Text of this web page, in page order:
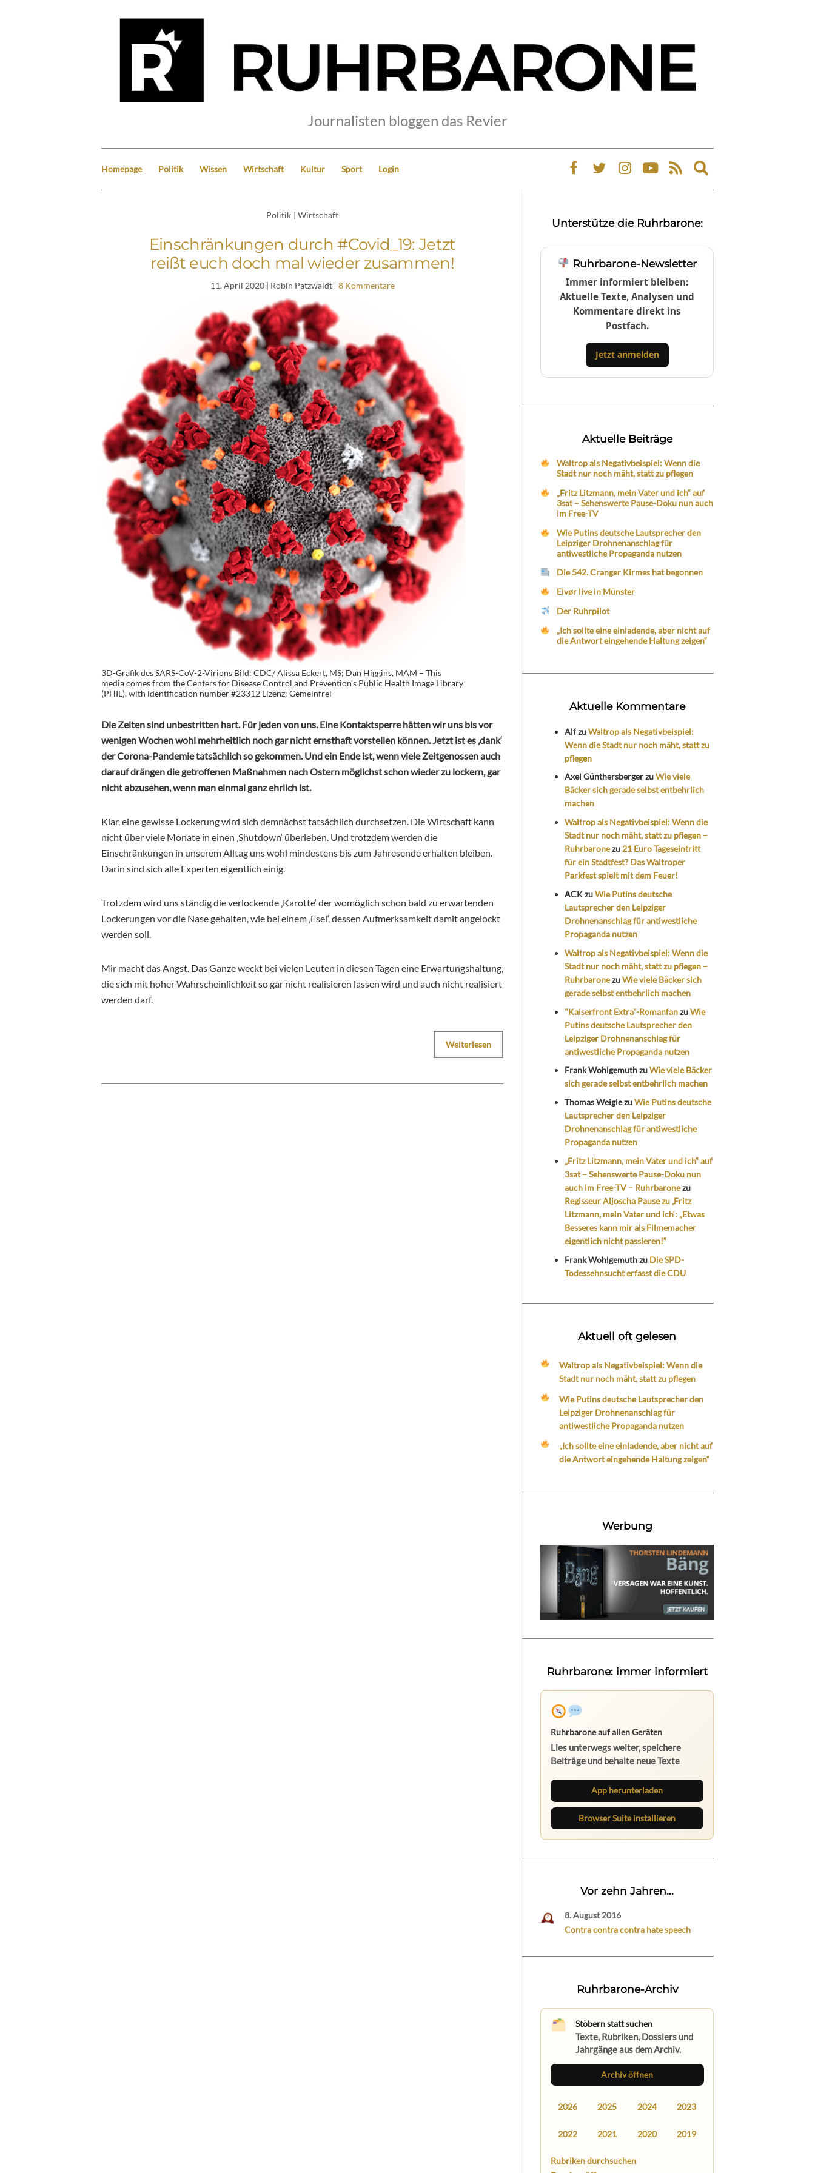
Journalisten bloggen das Revier
Homepage Politik Wissen Wirtschaft Kultur Sport Login
Expand
search
Politik | Wirtschaft
Einschränkungen durch #Covid_19: Jetzt
reißt euch doch mal wieder zusammen!
11. April 2020| Robin Patzwaldt 8 Kommentare
3D-Grafik des SARS-CoV-2-Virions Bild: CDC/ Alissa Eckert, MS; Dan Higgins, MAM – This
media comes from the Centers for Disease Control and Prevention’s Public Health Image Library
(PHIL), with identification number #23312 Lizenz: Gemeinfrei
Die Zeiten sind unbestritten hart. Für jeden von uns. Eine Kontaktsperre hätten wir uns bis vor
wenigen Wochen wohl mehrheitlich noch gar nicht ernsthaft vorstellen können. Jetzt ist es ‚dank‘
der Corona-Pandemie tatsächlich so gekommen. Und ein Ende ist, wenn viele Zeitgenossen auch
darauf drängen die getroffenen Maßnahmen nach Ostern möglichst schon wieder zu lockern, gar
nicht abzusehen, wenn man einmal ganz ehrlich ist.
Klar, eine gewisse Lockerung wird sich demnächst tatsächlich durchsetzen. Die Wirtschaft kann
nicht über viele Monate in einen ‚Shutdown‘ überleben. Und trotzdem werden die
Einschränkungen in unserem Alltag uns wohl mindestens bis zum Jahresende erhalten bleiben.
Darin sind sich alle Experten eigentlich einig.
Trotzdem wird uns ständig die verlockende ‚Karotte‘ der womöglich schon bald zu erwartenden
Lockerungen vor die Nase gehalten, wie bei einem ‚Esel‘, dessen Aufmerksamkeit damit angelockt
werden soll.
Mir macht das Angst. Das Ganze weckt bei vielen Leuten in diesen Tagen eine Erwartungshaltung,
die sich mit hoher Wahrscheinlichkeit so gar nicht realisieren lassen wird und auch nicht realisiert
werden darf.
Weiterlesen
Unterstütze die Ruhrbarone:
Ruhrbarone-Newsletter
Immer informiert bleiben:
Aktuelle Texte, Analysen und
Kommentare direkt ins
Postfach.
Jetzt anmelden
Aktuelle Beiträge
Waltrop als Negativbeispiel: Wenn die
Stadt nur noch mäht, statt zu pflegen
„Fritz Litzmann, mein Vater und ich“ auf
3sat – Sehenswerte Pause-Doku nun auch
im Free-TV
Wie Putins deutsche Lautsprecher den
Leipziger Drohnenanschlag für
antiwestliche Propaganda nutzen
Die 542. Cranger Kirmes hat begonnen
Eivør live in Münster
Der Ruhrpilot
„Ich sollte eine einladende, aber nicht auf
die Antwort eingehende Haltung zeigen“
Aktuelle Kommentare
AlfzuWaltrop als Negativbeispiel:
Wenn die Stadt nur noch mäht, statt zu
pflegen
Axel GünthersbergerzuWie viele
Bäcker sich gerade selbst entbehrlich
machen
Waltrop als Negativbeispiel: Wenn die
Stadt nur noch mäht, statt zu pflegen –
Ruhrbaronezu 21 Euro Tageseintritt
für ein Stadtfest? Das Waltroper
Parkfest spielt mit dem Feuer!
ACKzuWie Putins deutsche
Lautsprecher den Leipziger
Drohnenanschlag für antiwestliche
Propaganda nutzen
Waltrop als Negativbeispiel: Wenn die
Stadt nur noch mäht, statt zu pflegen –
RuhrbaronezuWie viele Bäcker sich
gerade selbst entbehrlich machen
"Kaiserfront Extra"-RomanfanzuWie
Putins deutsche Lautsprecher den
Leipziger Drohnenanschlag für
antiwestliche Propaganda nutzen
Frank WohlgemuthzuWie viele Bäcker
sich gerade selbst entbehrlich machen
Thomas WeiglezuWie Putins deutsche
Lautsprecher den Leipziger
Drohnenanschlag für antiwestliche
Propaganda nutzen
„Fritz Litzmann, mein Vater und ich“ auf
3sat – Sehenswerte Pause-Doku nun
auch im Free-TV – Ruhrbaronezu
Regisseur Aljoscha Pause zu ‚Fritz
Litzmann, mein Vater und ich‘: „Etwas
Besseres kann mir als Filmemacher
eigentlich nicht passieren!“
Frank Wohlgemuthzu Die SPD-
Todessehnsucht erfasst die CDU
Aktuell oft gelesen
Waltrop als Negativbeispiel: Wenn die
Stadt nur noch mäht, statt zu pflegen
Wie Putins deutsche Lautsprecher den
Leipziger Drohnenanschlag für
antiwestliche Propaganda nutzen
„Ich sollte eine einladende, aber nicht auf
die Antwort eingehende Haltung zeigen“
Werbung
Ruhrbarone: immer informiert
Ruhrbarone auf allen Geräten
Lies unterwegs weiter, speichere
Beiträge und behalte neue Texte
App herunterladen
Browser Suite installieren
Vor zehn Jahren...
8. August 2016
Contra contra contra hate speech
Ruhrbarone-Archiv
Stöbern statt suchen
Texte, Rubriken, Dossiers und
Jahrgänge aus dem Archiv.
Archiv öffnen
2026 2025 2024 2023
2022 2021 2020 2019
Rubriken durchsuchen